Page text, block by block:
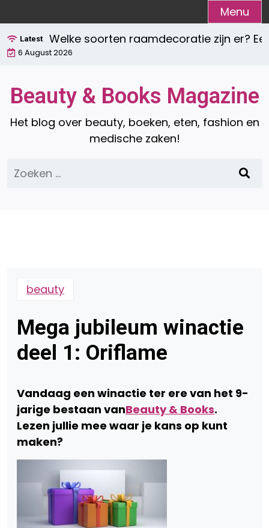
naar
de
inhoud
Menu
Latest
Welke soorten raamdecoratie zijn er? Een
6 August 2026
Beauty & Books Magazine
Het blog over beauty, boeken, eten, fashion en
medische zaken!
Zoeken
naar:
beauty
Mega jubileum winactie
deel 1: Oriflame
Vandaag een winactie ter ere van het 9-
jarige bestaan vanBeauty & Books.
Lezen jullie mee waar je kans op kunt
maken?